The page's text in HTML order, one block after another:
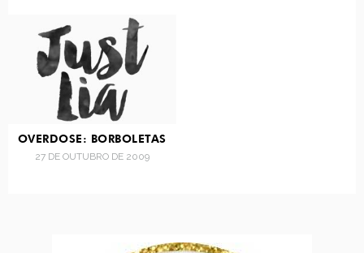
OVERDOSE: BORBOLETAS
27 DE OUTUBRO DE 2009